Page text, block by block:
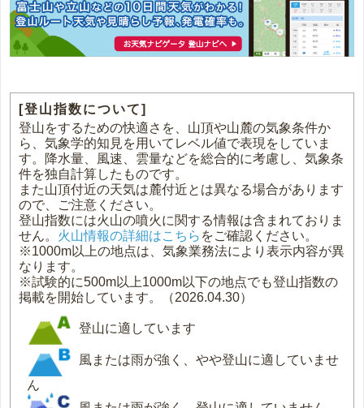
[登山指数について]
登山をするための快適さを、山頂や山麓の気象条件か
ら、気象学的知見を用いてレベル値で表現をしていま
す。降水量、風速、雲量などを総合的に考慮し、気象条
件を独自計算したものです。
また山頂付近の天気は麓付近とは異なる場合があります
ので、ご注意ください。
登山指数には火山の噴火に関する情報は含まれておりま
せん。 火山情報の詳細はこちら をご確認ください。
※1000m以上の地点は、気象業務法により表示内容が異
なります。
※試験的に500m以上1000m以下の地点でも登山指数の
掲載を開始しています。（2026.04.30）
登山に適しています
風または雨が強く、やや登山に適していませ
ん